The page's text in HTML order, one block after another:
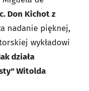
Don Kichot z
nadanie pięknej,
wykładowi
działa
Witolda